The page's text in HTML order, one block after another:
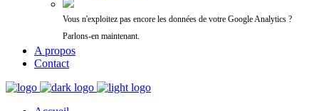
Vous n'exploitez pas encore les données de votre Google Analytics ?
Parlons-en maintenant.
A propos
Contact